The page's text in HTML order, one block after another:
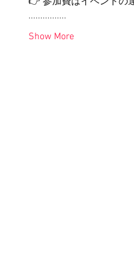
................
Show More